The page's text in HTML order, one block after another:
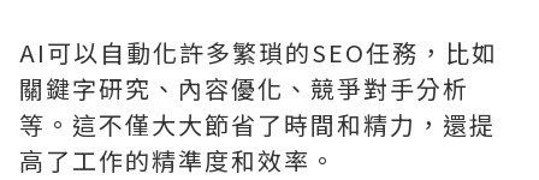
AI可以自動化許多繁瑣的SEO任務，比如
關鍵字研究、內容優化、競爭對手分析
等。這不僅大大節省了時間和精力，還提
高了工作的精準度和效率。